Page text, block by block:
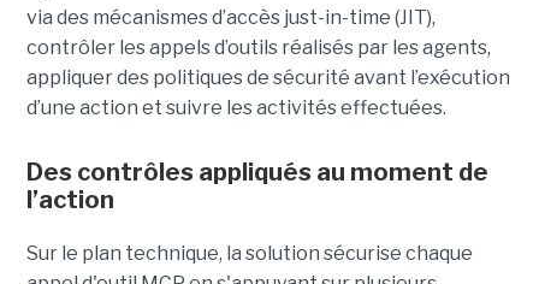
via des mécanismes d’accès just-in-time (JIT),
contrôler les appels d’outils réalisés par les agents,
appliquer des politiques de sécurité avant l’exécution
d’une action et suivre les activités effectuées.
Des contrôles appliqués au moment de
l’action
Sur le plan technique, la solution sécurise chaque